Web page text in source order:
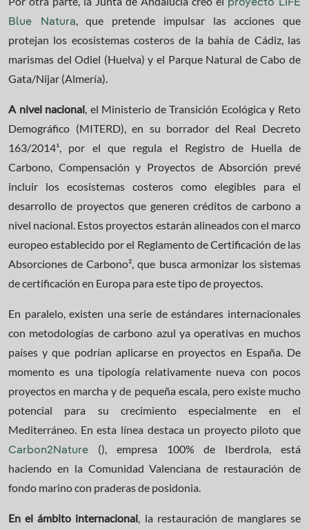
proyecto LIFE
Blue Natura, que pretende impulsar las acciones que
protejan los ecosistemas costeros de la bahía de Cádiz, las
marismas del Odiel (Huelva) y el Parque Natural de Cabo de
Gata/Níjar (Almería).
A nivel nacional, el Ministerio de Transición Ecológica y Reto
Demográfico (MITERD), en su borrador del Real Decreto
163/20141, por el que regula el Registro de Huella de
Carbono, Compensación y Proyectos de Absorción prevé
incluir los ecosistemas costeros como elegibles para el
desarrollo de proyectos que generen créditos de carbono a
nivel nacional. Estos proyectos estarán alineados con el marco
europeo establecido por el Reglamento de Certificación de las
Absorciones de Carbono2, que busca armonizar los sistemas
de certificación en Europa para este tipo de proyectos.
En paralelo, existen una serie de estándares internacionales
con metodologías de carbono azul ya operativas en muchos
países y que podrían aplicarse en proyectos en España. De
momento es una tipología relativamente nueva con pocos
proyectos en marcha y de pequeña escala, pero existe mucho
potencial para su crecimiento especialmente en el
Mediterráneo. En esta línea destaca un proyecto piloto que
Carbon2Nature (), empresa 100% de Iberdrola, está
haciendo en la Comunidad Valenciana de restauración de
fondo marino con praderas de posidonia.
En el ámbito internacional, la restauración de manglares se